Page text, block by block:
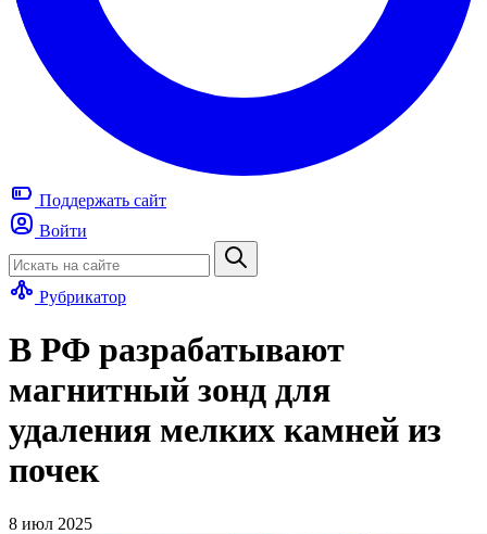
Поддержать сайт
Войти
Рубрикатор
В РФ разрабатывают
магнитный зонд для
удаления мелких камней из
почек
8 июл 2025